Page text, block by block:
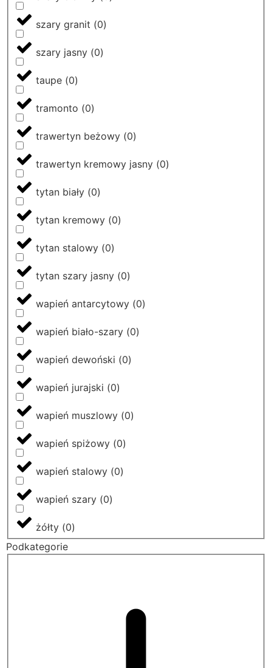
szary granit (0)
szary jasny (0)
taupe (0)
tramonto (0)
trawertyn beżowy (0)
trawertyn kremowy jasny (0)
tytan biały (0)
tytan kremowy (0)
tytan stalowy (0)
tytan szary jasny (0)
wapień antarcytowy (0)
wapień biało-szary (0)
wapień dewoński (0)
wapień jurajski (0)
wapień muszlowy (0)
wapień spiżowy (0)
wapień stalowy (0)
wapień szary (0)
żółty (0)
Podkategorie